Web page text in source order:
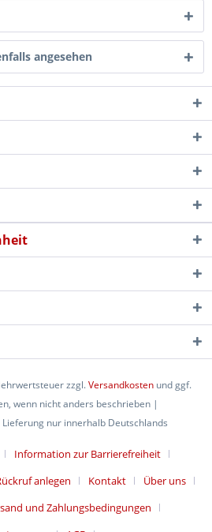
angesehen
zzgl.Versandkosten und ggf.
wenn nicht anders beschrieben |
nur innerhalb Deutschlands
Information zur Barrierefreiheit
anlegen Kontakt
Über uns
und Zahlungsbedingungen